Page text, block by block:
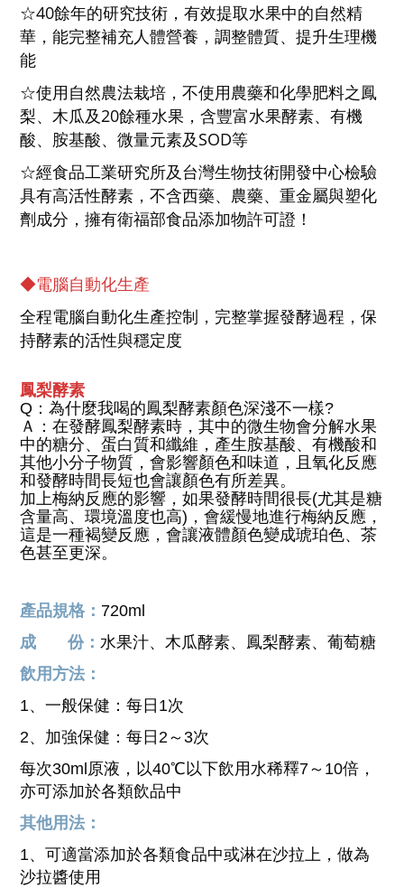
☆40餘年的研究技術，有效提取水果中的自然精
華，能完整補充人體營養，調整體質、提升生理機
能
☆使用自然農法栽培，不使用農藥和化學肥料之鳳
梨、木瓜及20餘種水果，含豐富水果酵素、有機
酸、胺基酸、微量元素及SOD等
☆經食品工業研究所及台灣生物技術開發中心檢驗
具有高活性酵素，不含西藥、農藥、重金屬與塑化
劑成分，擁有衛福部食品添加物許可證！
◆電腦自動化生產
全程電腦自動化生產控制，完整掌握發酵過程，保
持酵素的活性與穩定度
鳳梨酵素
Q：為什麼我喝的鳳梨酵素顏色深淺不一樣?
Ａ：在發酵鳳梨酵素時，其中的微生物會分解水果
中的糖分、蛋白質和纖維，產生胺基酸、有機酸和
其他小分子物質，會影響顏色和味道，且氧化反應
和發酵時間長短也會讓顏色有所差異。
加上梅納反應的影響，如果發酵時間很長(尤其是糖
含量高、環境溫度也高)，會緩慢地進行梅納反應，
這是一種褐變反應，會讓液體顏色變成琥珀色、茶
色甚至更深。
產品規格： 720ml
成 份： 水果汁、木瓜酵素、鳳梨酵素、葡萄糖
飲用方法：
1、 一般保健：每日1次
2、加強保健：每日2～3次
每次30ml原液，以40℃以下飲用水稀釋7～10倍，
亦可添加於各類飲品中
其他用法：
1、 可適當添加於各類食品中或淋在沙拉上，做為
沙拉醬使用